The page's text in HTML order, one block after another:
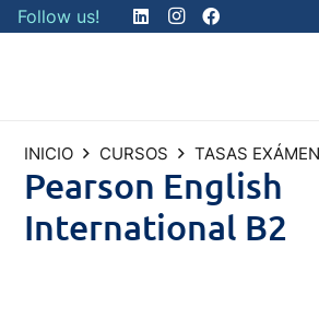
Follow us!
INICIO CURSOS TASAS
Pearson English
International B2